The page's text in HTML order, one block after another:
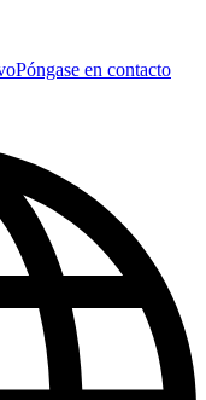
Póngase en contacto